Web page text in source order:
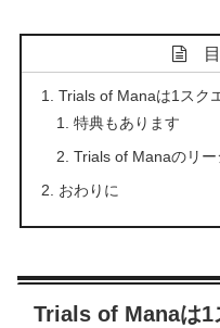
Trials of Manaは1スク
特典もあります
Trials of Manaのリ
おわりに
Trials of Manaは1